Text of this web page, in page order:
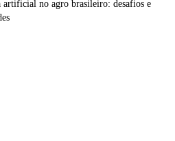
artificial no agro brasileiro: desafios e